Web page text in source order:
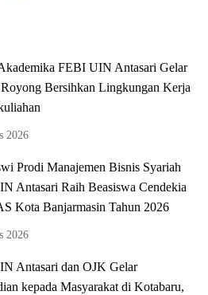
FEBI UIN Antasari Gelar
Bersihkan Lingkungan Kerja
2026
Prodi Manajemen Bisnis Syariah
Antasari Raih Beasiswa Cendekia
Kota Banjarmasin Tahun 2026
2026
Antasari dan OJK Gelar
kepada Masyarakat di Kotabaru,